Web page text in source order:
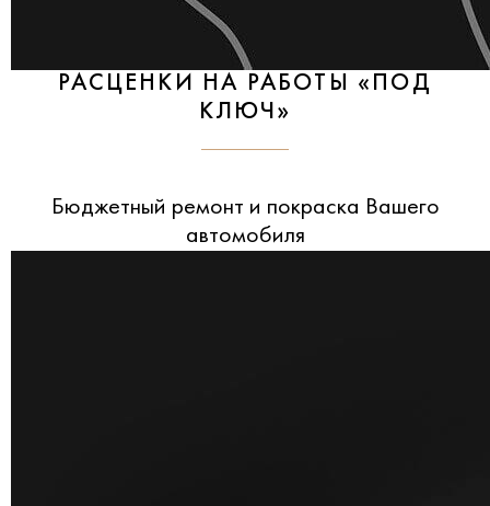
РАСЦЕНКИ НА РАБОТЫ «ПОД
КЛЮЧ»
Бюджетный ремонт и покраска Вашего
автомобиля